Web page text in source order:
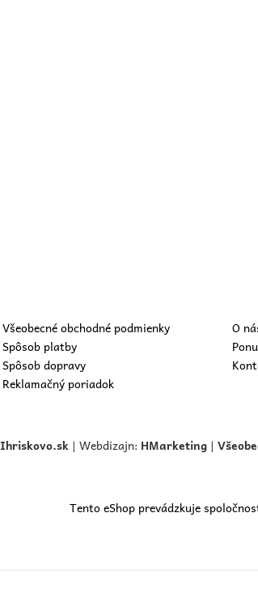
Všeobecné obchodné podmienky
Spôsob platby
Spôsob dopravy
Reklamačný poriadok
O
Ihriskovo.sk| Webdizajn: HMarketing |
Tento eShop prevádzkuje